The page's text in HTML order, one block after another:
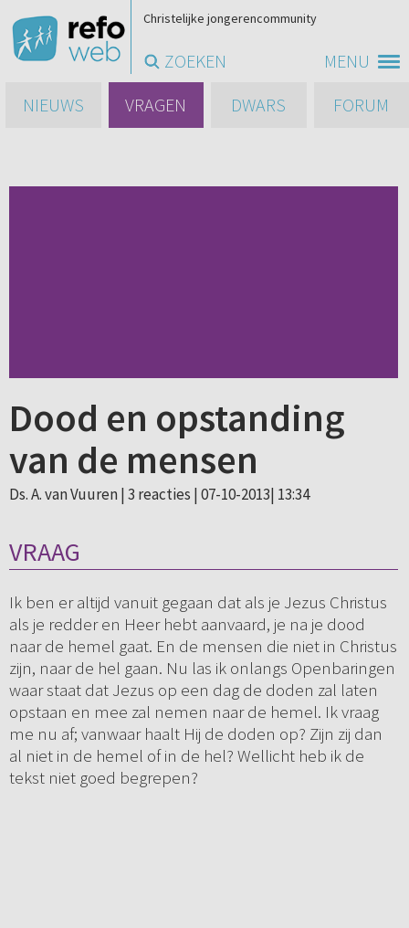
MENU
Christelijke jongerencommunity
ZOEKEN
NIEUWS
VRAGEN DWARS FORUM
Dood en opstanding
van de mensen
Ds. A. van Vuuren | 3 reacties | 07-10-2013| 13:34
VRAAG
Ik ben er altijd vanuit gegaan dat als je Jezus Christus
als je redder en Heer hebt aanvaard, je na je dood
naar de hemel gaat. En de mensen die niet in Christus
zijn, naar de hel gaan. Nu las ik onlangs Openbaringen
waar staat dat Jezus op een dag de doden zal laten
opstaan en mee zal nemen naar de hemel. Ik vraag
me nu af; vanwaar haalt Hij de doden op? Zijn zij dan
al niet in de hemel of in de hel? Wellicht heb ik de
tekst niet goed begrepen?